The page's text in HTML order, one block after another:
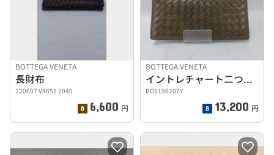
BOTTEGA VENETA
長財布
120697 V4651 2040
6,600 円
BOTTEGA VENETA
イントレチャート二つ折り長財布
BO1196207Y
13,200 円